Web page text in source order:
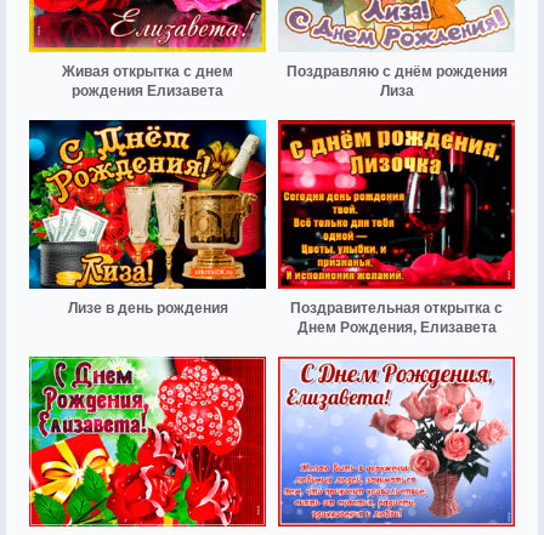
Живая открытка с днем
рождения Елизавета
Поздравляю с днём рождения
Лиза
Лизе в день рождения
Поздравительная открытка с
Днем Рождения, Елизавета